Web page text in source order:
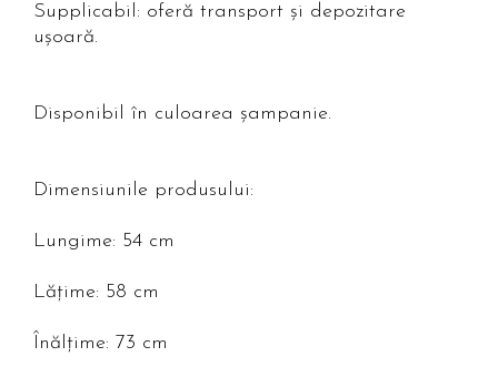
Supplicabil: oferă transport și depozitare
ușoară.
Disponibil în culoarea șampanie.
Dimensiunile produsului:
Lungime: 54 cm
Lățime: 58 cm
Înălțime: 73 cm